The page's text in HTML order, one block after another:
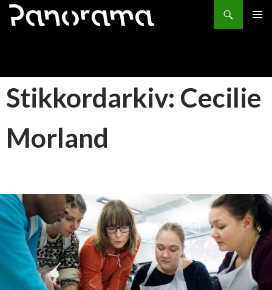
Søk
HOPP
Stikkordarkiv: Cecilie
Morland